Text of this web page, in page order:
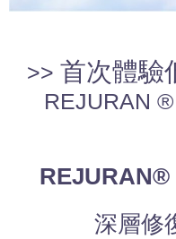
>> 首次體驗
REJURAN
REJURAN®
深層修